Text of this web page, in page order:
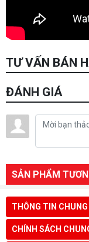
TƯ VẤN BÁN
ĐÁNH GIÁ
SẢN PHẨM
THÔNG TIN CHUNG
CHÍNH SÁCH